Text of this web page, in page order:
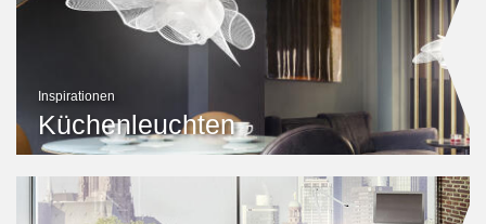
Inspirationen
Küchenleuchten